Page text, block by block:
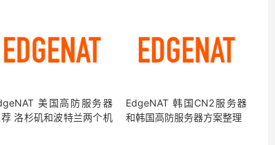
美国高防服务器
洛杉矶和波特兰两个机
EdgeNAT 韩国CN2服务器
和韩国高防服务器方案整理